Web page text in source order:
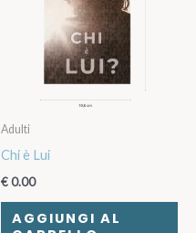
Adulti
Chi è Lui
€0.00
AGGIUNGI AL